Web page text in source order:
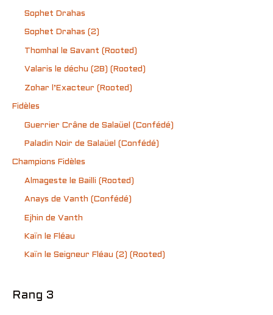
Sophet Drahas
Sophet Drahas (2)
Thomhal le Savant (Rooted)
Valaris le déchu (2B) (Rooted)
Zohar l’Exacteur (Rooted)
Fidèles
Guerrier Crâne de Salaüel (Confédé)
Paladin Noir de Salaüel (Confédé)
Champions Fidèles
Almageste le Bailli (Rooted)
Anays de Vanth (Confédé)
Ejhin de Vanth
Kaïn le Fléau
Kaïn le Seigneur Fléau (2) (Rooted)
Rang 3